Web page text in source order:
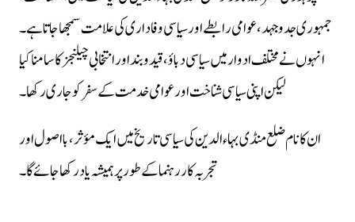
جمہوری جدوجہد، عوامی رابطے اور سیاسی وفاداری کی علامت سمجھا جاتا ہے۔
انہوں نے مختلف ادوار میں سیاسی دباؤ، قید و بند اور انتخابی چیلنجز کا سامنا کیا
لیکن اپنی سیاسی شناخت اور عوامی خدمت کے سفر کو جاری رکھا۔
ان کا نام ضلع منڈی بہاءالدین کی سیاسی تاریخ میں ایک مؤثر، بااصول اور
تجربہ کار رہنما کے طور پر ہمیشہ یاد رکھا جائے گا۔